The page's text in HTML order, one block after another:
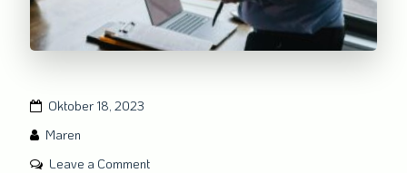
Oktober 18, 2023
Maren
Leave a Commenton